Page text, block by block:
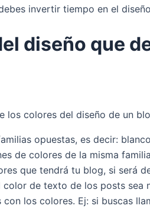
invertir tiempo en el
diseño que
los colores del diseño de un
opuestas, es decir:
de colores de la misma
que tendrá tu blog, si será
color de texto de los posts sea
los colores. Ej: si buscas